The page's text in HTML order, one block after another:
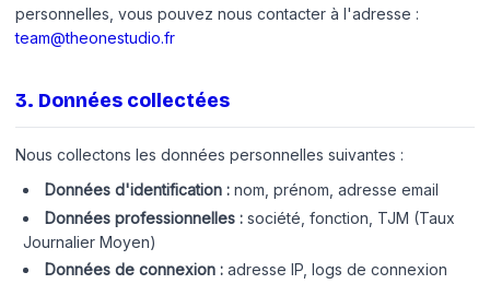
personnelles, vous pouvez nous contacter à l'adresse :
team@theonestudio.fr
3. Données collectées
Nous collectons les données personnelles suivantes :
Données d'identification : nom, prénom, adresse email
Données professionnelles : société, fonction, TJM (Taux
Journalier Moyen)
Données de connexion : adresse IP, logs de connexion